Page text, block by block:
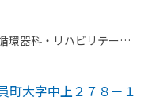
環器科・​リハビリテーシ
町大字中上２７８－１